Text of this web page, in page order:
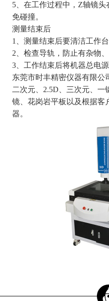
5、在工作过程中，Z轴镜
免碰撞。
测量结束后
1、测量结束后要清洁工作台
2、检查导轨，防止有杂物、
3、工作结束后将机器总电源
东莞市时丰精密仪器有限公
二次元、2.5D、三次元、
镜、花岗岩平板以及根据客
器。